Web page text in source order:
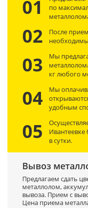
01
по
02
После
03
Мы
кг любого
04
Мы
удобным
05
Ивантеевке
в сутки.
Вывоз
Предлагаем сдать
металлолом,
вывоза. Прием с
Цена приема